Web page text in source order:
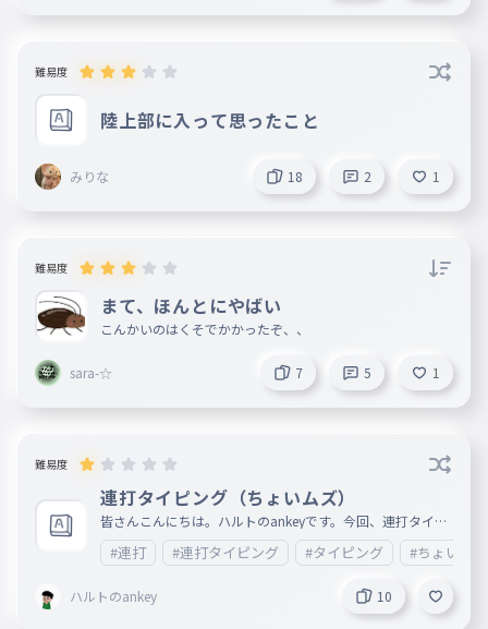
アリー
055 フィンクス
フィンクス
オーリー
058 モー
059 クランシニ
クランシニ
060 モーティス
難易度
陸上部に入って思ったこと
みりな 18 2 1
難易度
まて、ほんとにやばい
こんかいのはくそでかかったぞ、、
sara-☆ 7 5 1
難易度
連打タイピング（ちょいムズ）
皆さんこんにちは。ハルトのankeyです。今回、連打タイピ
ング（ちょいムズ）です。普通に、ネタ切れてます。助けて
。あと、名前は言いたくなかったのですが、あいかさん。僕
のこと嫌いですか？こんな質問してすみませんですが、理由
は、なんか、ちょっと距離置かれてる気がして...。本当にこ
んなこと言って申し訳ございません。もし、嫌いじゃなかっ
たら、8月10日の日にタイピング3本くらい投稿します。い
#連打 #連打タイピング #タイピング #ちょいムズ
ハルトのankey 10